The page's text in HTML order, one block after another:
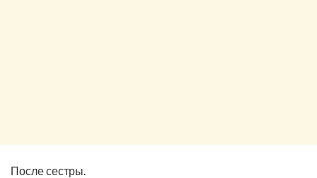
После сестры.